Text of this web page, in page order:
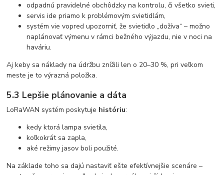
odpadnú pravidelné obchôdzky na kontrolu, či všetko svieti,
servis ide priamo k problémovým svietidlám,
systém vie vopred upozorniť, že svietidlo „dožíva“ – možno
naplánovať výmenu v rámci bežného výjazdu, nie v noci na
haváriu.
Aj keby sa náklady na údržbu znížili len o 20–30 %, pri veľkom
meste je to výrazná položka.
5.3 Lepšie plánovanie a dáta
LoRaWAN systém poskytuje históriu:
kedy ktorá lampa svietila,
koľkokrát sa zapla,
aké režimy jasov boli použité.
Na základe toho sa dajú nastaviť ešte efektívnejšie scenáre –